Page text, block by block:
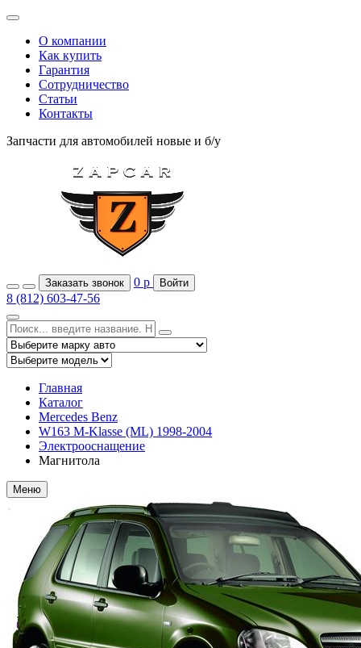
О компании
Как купить
Гарантия
Сотрудничество
Статьи
Контакты
Запчасти для автомобилей новые и б/у
Заказать звонок 0 р Войти
8 (812) 603-47-56
Главная
Каталог
Mercedes Benz
W163 M-Klasse (ML) 1998-2004
Электрооснащение
Магнитола
Меню